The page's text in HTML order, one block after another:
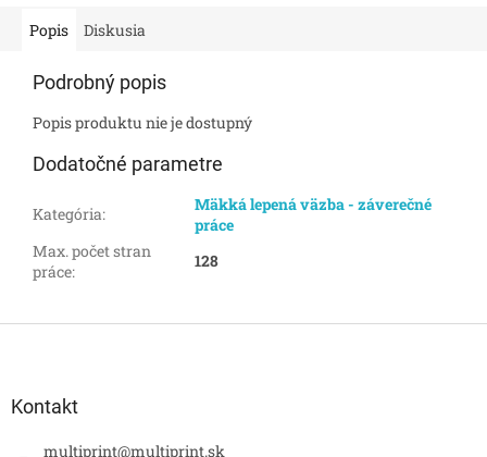
Popis Diskusia
Podrobný popis
Popis produktu nie je dostupný
Dodatočné parametre
Kategória:
Mäkká lepená väzba - záverečné
práce
Max. počet stran
práce:
128
Kontakt
multiprint@multiprint.sk